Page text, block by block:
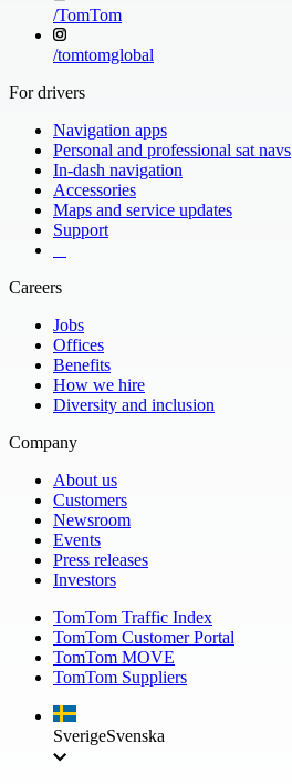
/TomTom
/tomtomglobal
For drivers
Navigation apps
Personal and professional sat navs
In-dash navigation
Accessories
Maps and service updates
Support
Careers
Jobs
Offices
Benefits
How we hire
Diversity and inclusion
Company
About us
Customers
Newsroom
Events
Press releases
Investors
TomTom Traffic Index
TomTom Customer Portal
TomTom MOVE
TomTom Suppliers
SverigeSvenska